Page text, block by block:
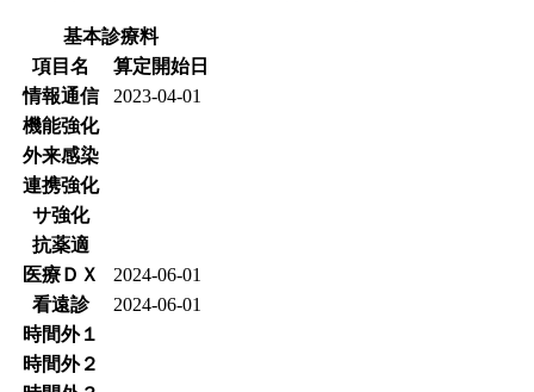
基本診療料
項目名
算定開始日
情報通信
2023-04-01
機能強化
外来感染
連携強化
サ強化
抗薬適
医療ＤＸ
2024-06-01
看遠診
2024-06-01
時間外１
時間外２